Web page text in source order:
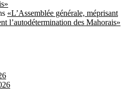
«L’Assemblée générale, méprisant
l’autodétermination des Mahorais»